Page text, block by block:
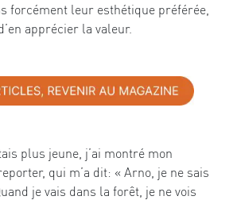
forcément leur esthétique préférée,
apprécier la valeur.
plus jeune, j’ai montré mon
qui m’a dit: « Arno, je ne sais
je vais dans la forêt, je ne vois